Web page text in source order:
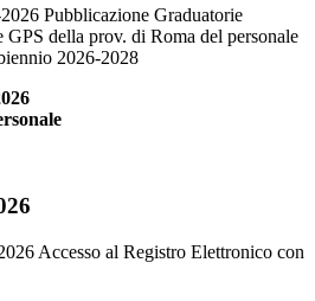
Pubblicazione Graduatorie
della prov. di Roma del personale
2026-2028
Accesso al Registro Elettronico con